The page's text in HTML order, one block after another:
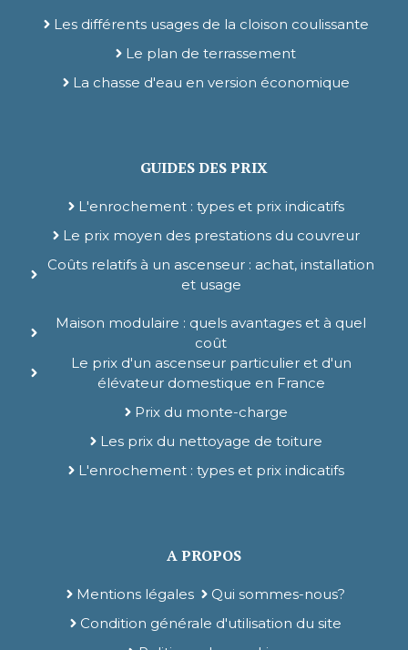
Les différents usages de la cloison coulissante
Le plan de terrassement
La chasse d'eau en version économique
GUIDES DES PRIX
L'enrochement : types et prix indicatifs
Le prix moyen des prestations du couvreur
Coûts relatifs à un ascenseur : achat, installation
et usage
Maison modulaire : quels avantages et à quel
coût
Le prix d'un ascenseur particulier et d'un
élévateur domestique en France
Prix du monte-charge
Les prix du nettoyage de toiture
L'enrochement : types et prix indicatifs
A PROPOS
Mentions légales
Qui sommes-nous?
Condition générale d'utilisation du site